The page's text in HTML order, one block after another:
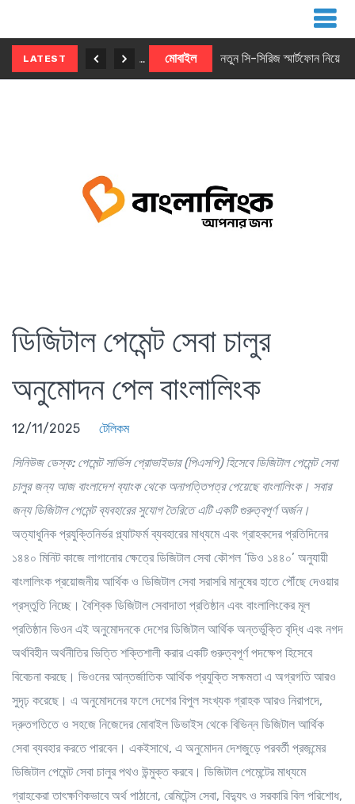
LATEST মোবাইল নতুন সি-সিরিজ স্মার্টফোন নিয়ে আসছে রিয়েলমি
ডিজিটাল পেমেন্ট সেবা চালুর
অনুমোদন পেল বাংলালিংক
12/11/2025 টেলিকম
সিনিউজ ডেস্ক:পেমেন্ট সার্ভিস প্রোভাইডার (পিএসপি) হিসেবে ডিজিটাল পেমেন্ট সেবা
চালুর জন্য আজ বাংলাদেশ ব্যাংক থেকে অনাপত্তিপত্র পেয়েছে বাংলালিংক। সবার
জন্য ডিজিটাল পেমেন্ট ব্যবহারের সুযোগ তৈরিতে এটি একটি গুরুত্বপূর্ণ অর্জন।
অত্যাধুনিক প্রযুক্তিনির্ভর প্ল্যাটফর্ম ব্যবহারের মাধ্যমে এবং গ্রাহকদের প্রতিদিনের
১৪৪০ মিনিট কাজে লাগানোর ক্ষেত্রে ডিজিটাল সেবা কৌশল ‘ডিও ১৪৪০’ অনুযায়ী
বাংলালিংক প্রয়োজনীয় আর্থিক ও ডিজিটাল সেবা সরাসরি মানুষের হাতে পৌঁছে দেওয়ার
প্রস্তুতি নিচ্ছে। বৈশ্বিক ডিজিটাল সেবাদাতা প্রতিষ্ঠান এবং বাংলালিংকের মূল
প্রতিষ্ঠান ভিওন এই অনুমোদনকে দেশের ডিজিটাল আর্থিক অন্তর্ভুক্তি বৃদ্ধি এবং নগদ
অর্থবিহীন অর্থনীতির ভিত্তি শক্তিশালী করার একটি গুরুত্বপূর্ণ পদক্ষেপ হিসেবে
বিবেচনা করছে। ভিওনের আন্তর্জাতিক আর্থিক প্রযুক্তি সক্ষমতা এ অগ্রগতি আরও
সুদৃঢ় করেছে। এ অনুমোদনের ফলে দেশের বিপুল সংখ্যক গ্রাহক আরও নিরাপদে,
দ্রুতগতিতে ও সহজে নিজেদের মোবাইল ডিভাইস থেকে বিভিন্ন ডিজিটাল আর্থিক
সেবা ব্যবহার করতে পারবেন। একইসাথে, এ অনুমোদন দেশজুড়ে পরবর্তী প্রজন্মের
ডিজিটাল পেমেন্ট সেবা চালুর পথও উন্মুক্ত করবে। ডিজিটাল পেমেন্টের মাধ্যমে
গ্রাহকেরা তাৎক্ষণিকভাবে অর্থ পাঠানো, রেমিটেন্স সেবা, বিদ্যুৎ ও সরকারি বিল পরিশোধ,